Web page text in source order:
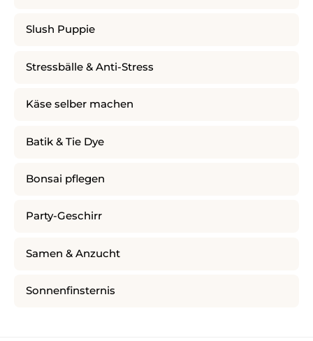
Slush Puppie
Stressbälle & Anti-Stress
Käse selber machen
Batik & Tie Dye
Bonsai pflegen
Party-Geschirr
Samen & Anzucht
Sonnenfinsternis